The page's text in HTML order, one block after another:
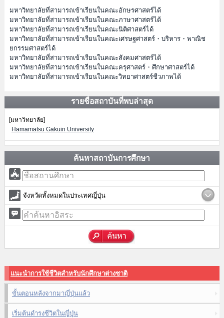
มหาวิทยาลัยที่สามารถเข้าเรียนในคณะอักษรศาสตร์ได้
มหาวิทยาลัยที่สามารถเข้าเรียนในคณะภาษาศาสตร์ได้
มหาวิทยาลัยที่สามารถเข้าเรียนในคณะนิติศาสตร์ได้
มหาวิทยาลัยที่สามารถเข้าเรียนในคณะเศรษฐศาสตร์・บริหาร・พาณิช
ยกรรมศาสตร์ได้
มหาวิทยาลัยที่สามารถเข้าเรียนในคณะสังคมศาสตร์ได้
มหาวิทยาลัยที่สามารถเข้าเรียนในคณะครุศาสตร์・ศึกษาศาสตร์ได้
มหาวิทยาลัยที่สามารถเข้าเรียนในคณะวิทยาศาสตร์ชีวภาพได้
รายชื่อสถาบันที่พบล่าสุด
[มหาวิทยาลัย]
Hamamatsu Gakuin University
ค้นหาสถาบันการศึกษา
จังหวัดทั้งหมดในประเทศญี่ปุ่น
แนะนำการใช้ชีวิตสำหรับนักศึกษาต่างชาติ
ขั้นตอนหลังจากมาญี่ปุ่นแล้ว
เริ่มต้นดำรงชีวิตในญี่ปุ่น